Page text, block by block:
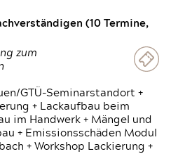
(10 Termine,
zum
GTÜ-Seminarstandort +
+ Lackaufbau beim
im Handwerk + Mängel und
+ Emissionsschäden Modul
+ Workshop Lackierung +